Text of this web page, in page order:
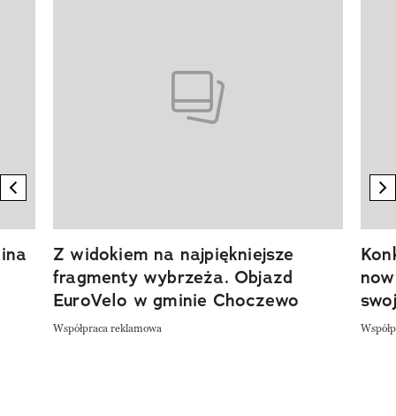
previous element
Z widokiem na najpiękniejsze
fragmenty wybrzeża. Objazd
EuroVelo w gminie Choczewo
Współpraca reklamowa